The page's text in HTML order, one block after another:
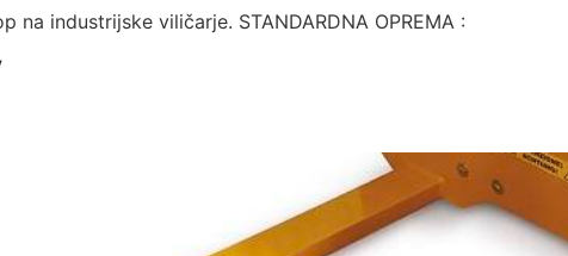
na industrijske viličarje. STANDARDNA OPREMA :